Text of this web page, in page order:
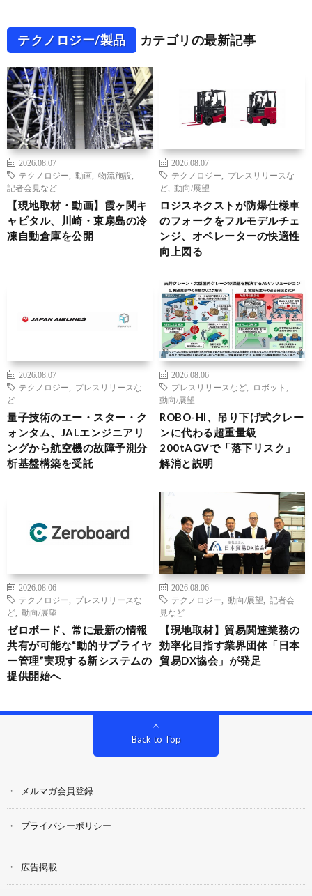
テクノロジー/製品 カテゴリの最新記事
2026.08.07
テクノロジー
動画 物流施設
記者会見など
【現地取材・動画】霞ヶ関キ
ャピタル、川崎・東扇島の冷
凍自動倉庫を公開
2026.08.07
テクノロジー
プレスリリースな
ど
動向/展望
ロジスネクストが防爆仕様車
のフォークをフルモデルチェ
ンジ、オペレーターの快適性
向上図る
2026.08.07
テクノロジー
プレスリリースな
ど
量子技術のエー・スター・ク
ォンタム、JALエンジニアリ
ングから航空機の故障予測分
析基盤構築を受託
2026.08.06
プレスリリースなど
ロボット
動向/展望
ROBO-HI、吊り下げ式クレー
ンに代わる超重量級
200tAGVで「落下リスク」
解消と説明
2026.08.06
テクノロジー
プレスリリースな
ど
動向/展望
ゼロボード、常に最新の情報
共有が可能な“動的サプライヤ
ー管理”実現する新システムの
提供開始へ
2026.08.06
テクノロジー
動向/展望
記者会
見など
【現地取材】貿易関連業務の
効率化目指す業界団体「日本
貿易DX協会」が発足
Back to Top
メルマガ会員登録
プライバシーポリシー
広告掲載